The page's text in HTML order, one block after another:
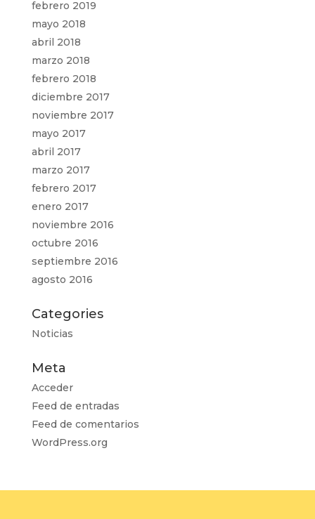
febrero 2019
mayo 2018
abril 2018
marzo 2018
febrero 2018
diciembre 2017
noviembre 2017
mayo 2017
abril 2017
marzo 2017
febrero 2017
enero 2017
noviembre 2016
octubre 2016
septiembre 2016
agosto 2016
Categories
Noticias
Meta
Acceder
Feed de entradas
Feed de comentarios
WordPress.org